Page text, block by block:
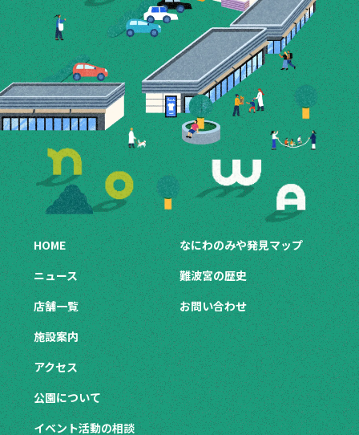
HOME
ニュース
店舗一覧
施設案内
アクセス
公園について
イベント活動の相談
なにわのみや発見マップ
難波宮の歴史
お問い合わせ